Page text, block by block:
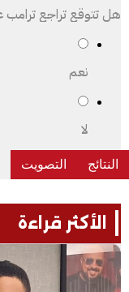
هل تتوقع تراجع
نعم
لا
الأكثر قراءة